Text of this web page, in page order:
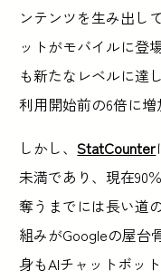
ンテンツを生み出し
ットがモバイルに登
も新たなレベルに達
利用開始前の6倍に増
しかし、StatCounter
未満であり、現在90
奪うまでには長い道
組みがGoogleの屋台
身もAIチャットボッ